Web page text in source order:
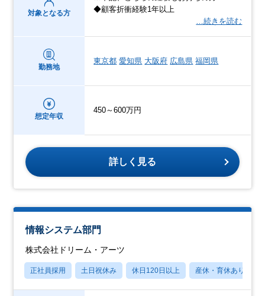
対象となる方
◆顧客折衝経験1年以上
…続きを読む
勤務地
東京都 愛知県 大阪府 広島県 福岡県
想定年収
450～600万円
詳しく見る
情報システム部門
株式会社ドリーム・アーツ
正社員採用 土日祝休み 休日120日以上 産休・育休あり